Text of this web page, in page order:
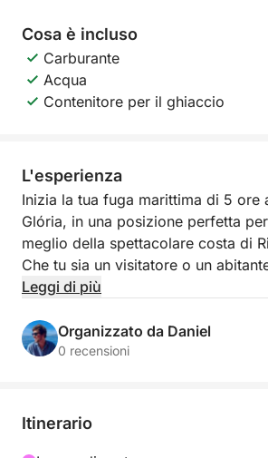
Cosa è incluso
Carburante
Acqua
Contenitore per il ghiaccio
L'esperienza
Inizia la tua fuga marittima di 5 ore
Glória, in una posizione perfetta
meglio della spettacolare costa di
Che tu sia un visitatore o un
cerca di una nuova prospettiva sulla
costa.
più tranquille dove potrai ancorare,
Leggi di più
Organizzato da Daniel
0 recensioni
Itinerario